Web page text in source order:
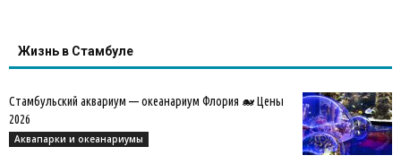
Жизнь в Стамбуле
Стамбульский аквариум — океанариум Флория 🐋 Цены
2026
Аквапарки и океанариумы